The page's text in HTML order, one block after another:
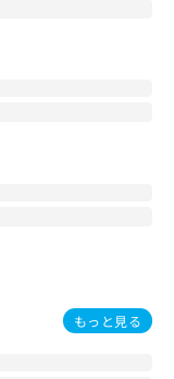
もっと見る